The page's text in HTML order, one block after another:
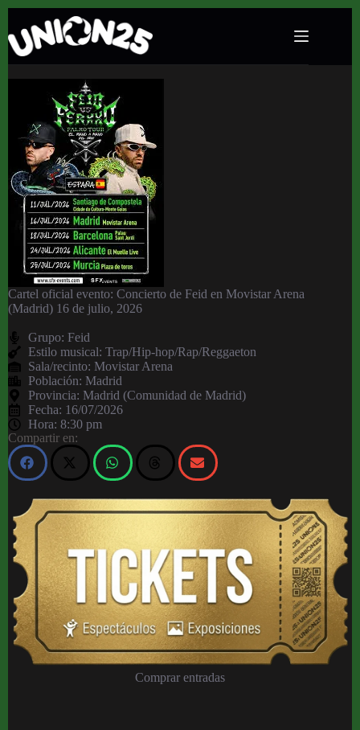
Concierto de Feid en Movistar Arena (Madrid)
16 de julio, 2026
Cartel oficial evento: Concierto de Feid en Movistar Arena
(Madrid) 16 de julio, 2026
Grupo: Feid
Estilo musical: Trap/Hip-hop/Rap/Reggaeton
Sala/recinto: Movistar Arena
Población: Madrid
Provincia: Madrid (Comunidad de Madrid)
Fecha: 16/07/2026
Hora: 8:30 pm
Compartir en:
Comprar entradas